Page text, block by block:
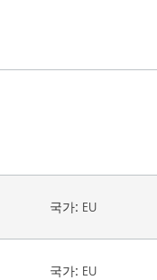
국가: EU
국가: EU